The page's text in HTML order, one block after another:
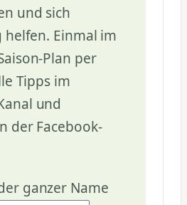
und sich
helfen. Einmal im
Plan per
Tipps im
und
der Facebook-
ganzer Name